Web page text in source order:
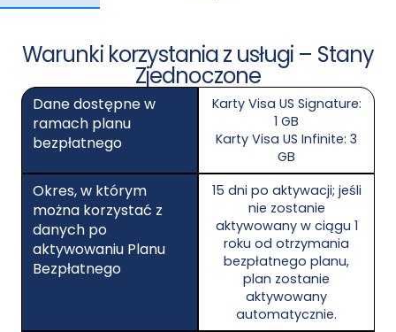
Warunki korzystania z usługi – Stany
Zjednoczone
Dane dostępne w
ramach planu
bezpłatnego
Karty Visa US Signature:
1 GB
Karty Visa US Infinite: 3
GB
Okres, w którym
można korzystać z
danych po
aktywowaniu Planu
Bezpłatnego
15 dni po aktywacji; jeśli
nie zostanie
aktywowany w ciągu 1
roku od otrzymania
bezpłatnego planu,
plan zostanie
aktywowany
automatycznie.